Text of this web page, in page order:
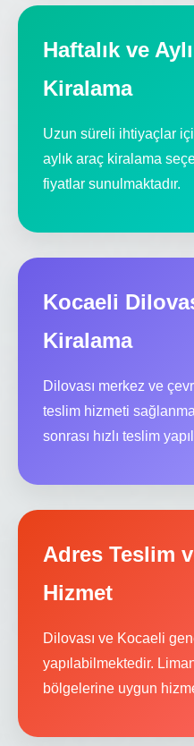
Haftalık ve
Kiralama
Uzun süreli ihtiyaçlar
aylık araç kiralama
fiyatlar sunulmaktadır.
Kocaeli
Kiralama
Dilovası merkez ve
teslim hizmeti
sonrası hızlı teslim
Adres Teslim
Hizmet
Dilovası ve Kocaeli
yapılabilmektedir.
bölgelerine uygun